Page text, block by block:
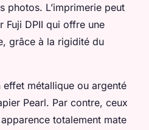
photos. L’imprimerie peut
Fuji DPII qui offre une
grâce à la rigidité du
métallique ou argenté
Pearl. Par contre, ceux
totalement mate